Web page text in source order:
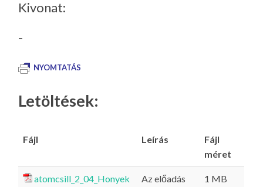
Kivonat:
–
NYOMTATÁS
Letöltések:
Fájl Leírás
Fájl
méret
atomcsill_2_04_Honyek
Az előadás
1 MB